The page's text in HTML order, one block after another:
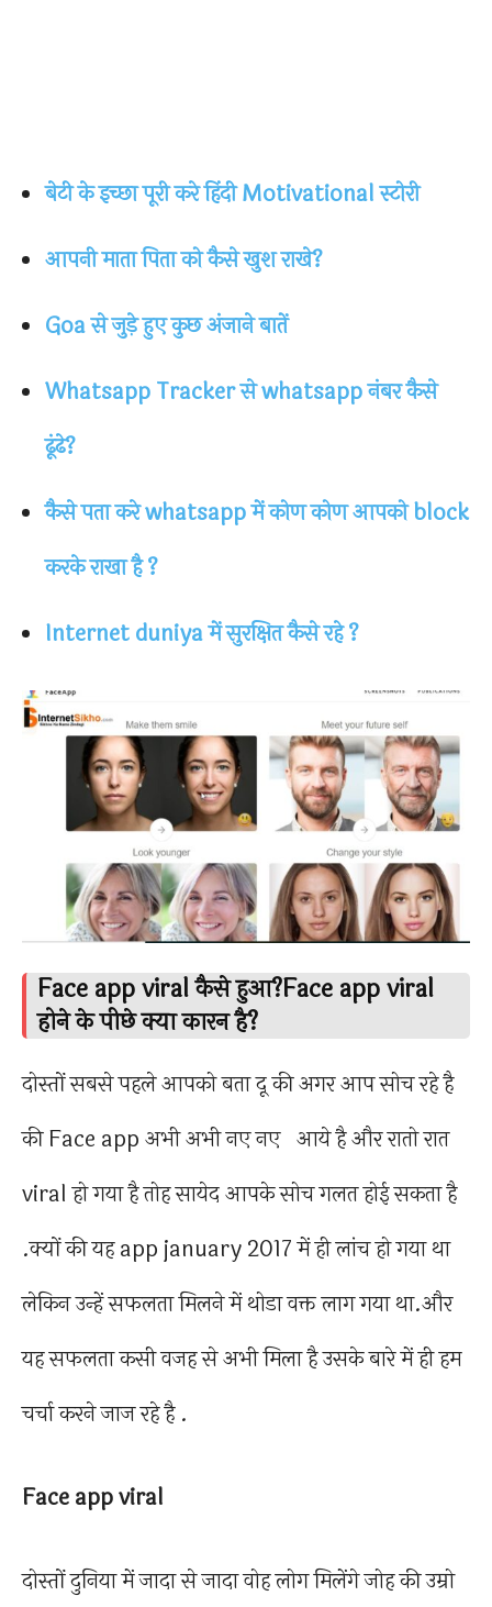
बेटी के इच्छा पूरी करे हिंदी Motivational स्टोरी
आपनी माता पिता को कैसे खुश राखे?
Goa से जुड़े हुए कुछ अंजाने बातें
Whatsapp Tracker से whatsapp नंबर कैसे
ढूंढे?
कैसे पता करे whatsapp में कोण कोण आपको block
करके राखा है ?
Internet duniya में सुरक्षित कैसे रहे ?
Face app viral कैसे हुआ?Face app viral
होने के पीछे क्या कारन है?
दोस्तों सबसे पहले आपको बता दू की अगर आप सोच रहे है
की Face app अभी अभी नए नए आये है और रातो रात
viral हो गया है तोह सायेद आपके सोच गलत होई सकता है
.क्यों की यह app january 2017 में ही लांच हो गया था
लेकिन उन्हें सफलता मिलने में थोडा वक्त लाग गया था.और
यह सफलता कसी वजह से अभी मिला है उसके बारे में ही हम
चर्चा करने जाज रहे है .
Face app viral
दोस्तों दुनिया में जादा से जादा वोह लोग मिलेंगे जोह की उम्रो